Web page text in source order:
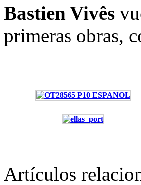
Bastien Vivês
primeras obras,
Artículos